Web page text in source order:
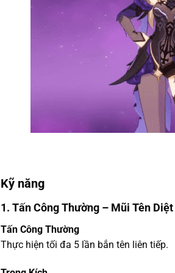
Kỹ năng
1. Tấn Công Thường – Mũi Tên
Tấn Công Thường
Thực hiện tối đa 5 lần bắn tên liên tiếp.